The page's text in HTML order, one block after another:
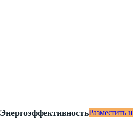
ЭнергоэффективностьРазместить